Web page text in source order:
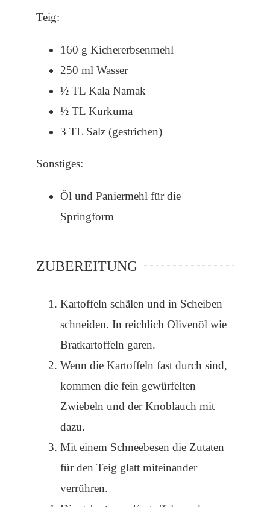
Teig:
160 g Kichererbsenmehl
250 ml Wasser
½ TL Kala Namak
½ TL Kurkuma
3 TL Salz (gestrichen)
Sonstiges:
Öl und Paniermehl für die
Springform
ZUBEREITUNG
Kartoffeln schälen und in Scheiben
schneiden. In reichlich Olivenöl wie
Bratkartoffeln garen.
Wenn die Kartoffeln fast durch sind,
kommen die fein gewürfelten
Zwiebeln und der Knoblauch mit
dazu.
Mit einem Schneebesen die Zutaten
für den Teig glatt miteinander
verrühren.